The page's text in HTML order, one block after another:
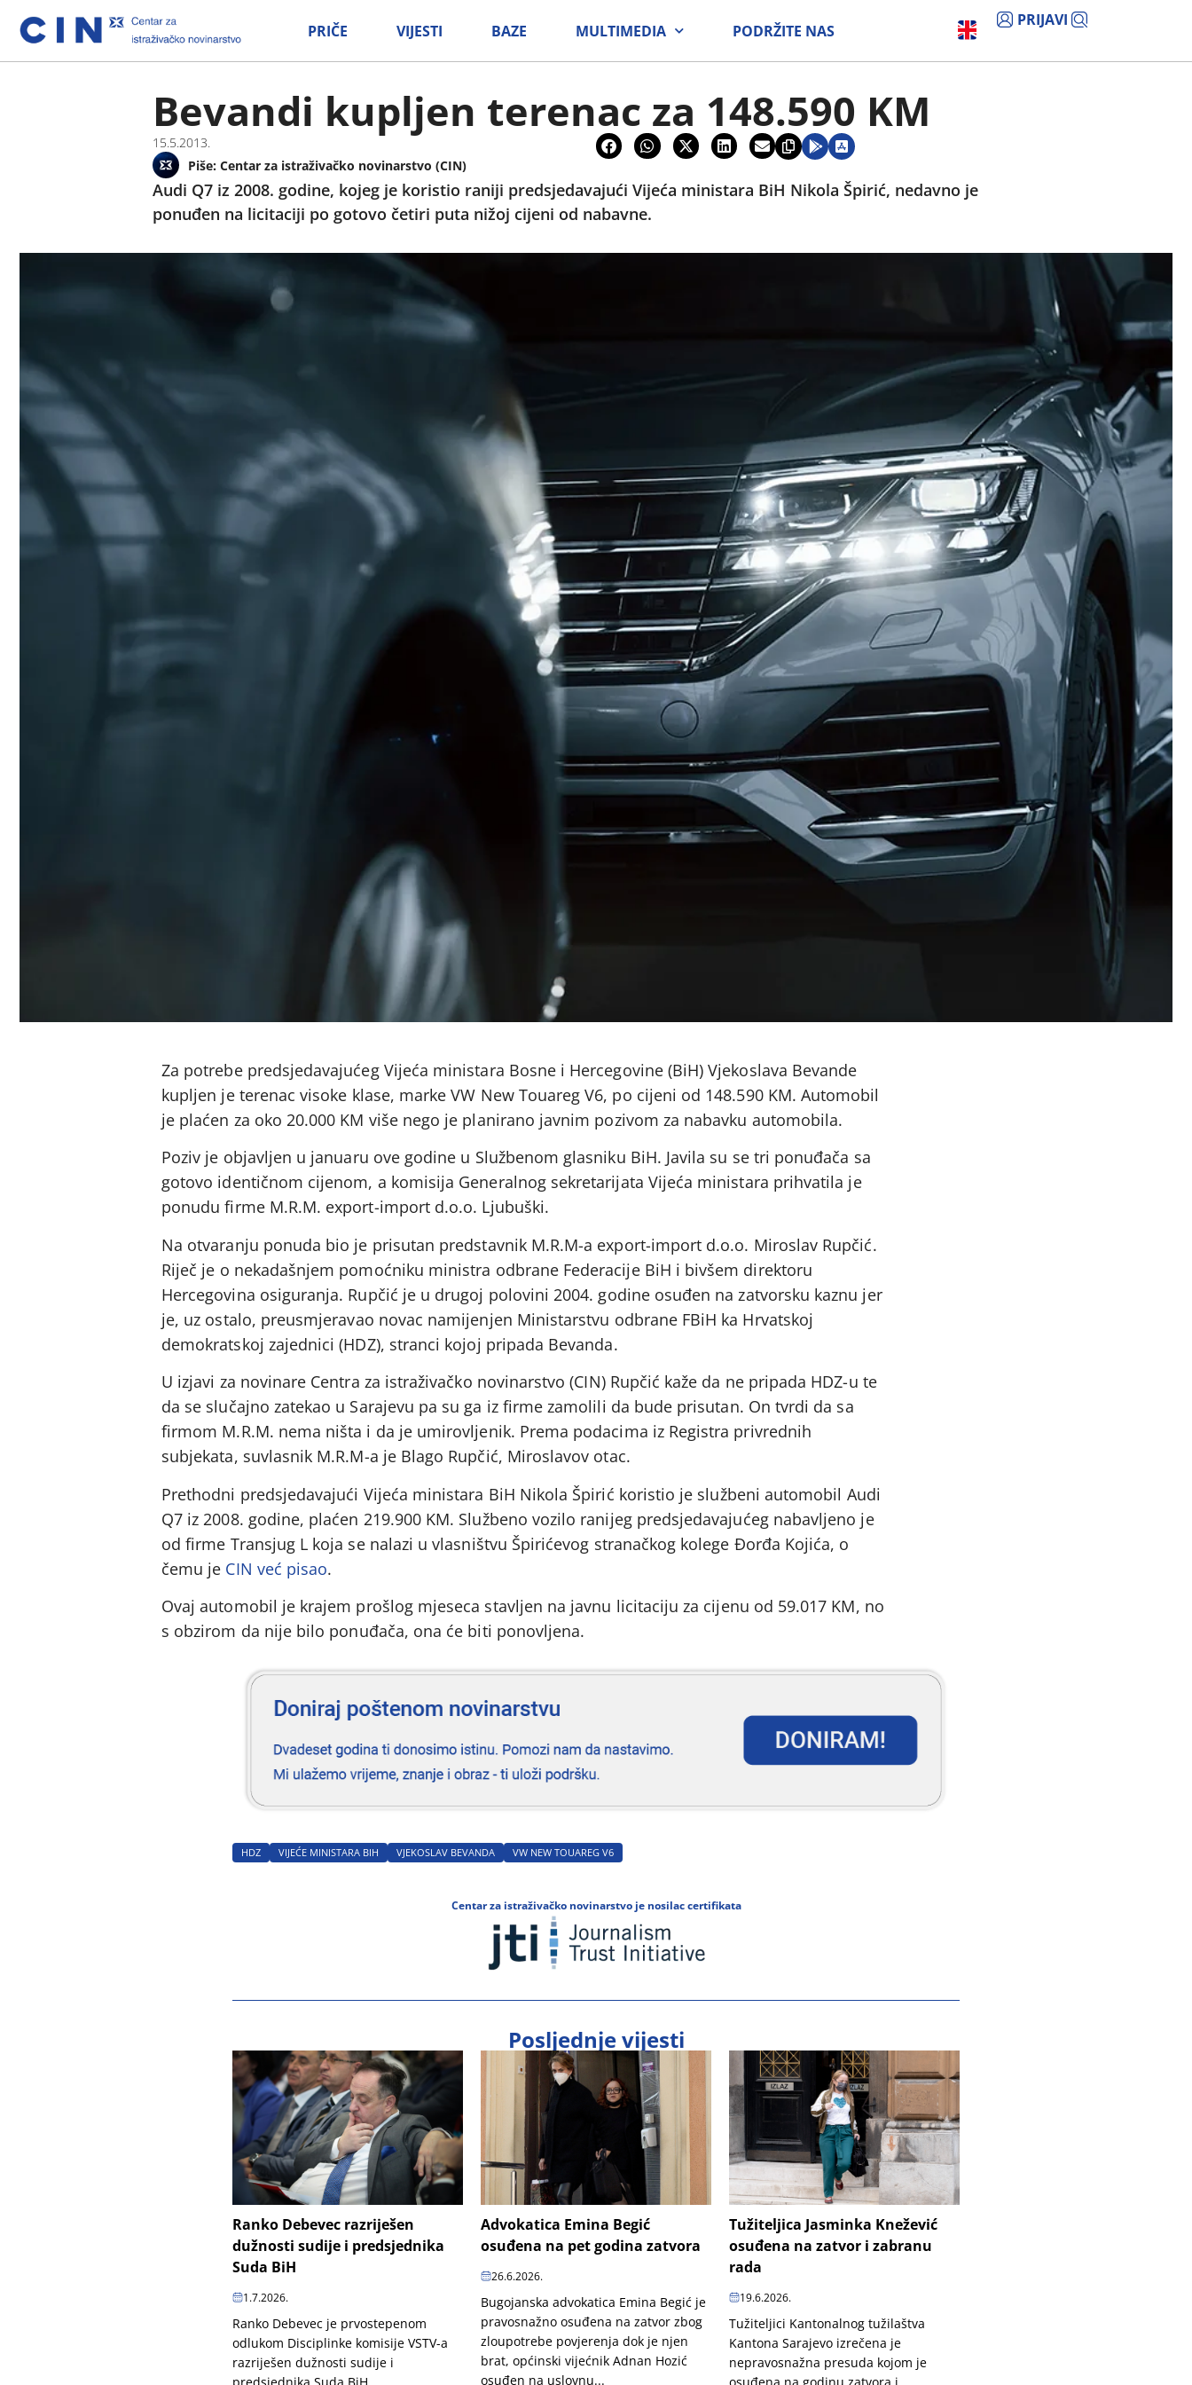
PRIČE VIJESTI BAZE MULTIMEDIA PODRŽITE NAS
PRIJAVI
Bevandi kupljen terenac za 148.590 KM
15.5.2013.
Piše: Centar za istraživačko novinarstvo (CIN)
Audi Q7 iz 2008. godine, kojeg je koristio raniji predsjedavajući Vijeća ministara BiH Nikola Špirić, nedavno je
ponuđen na licitaciji po gotovo četiri puta nižoj cijeni od nabavne.
Za potrebe predsjedavajućeg Vijeća ministara Bosne i Hercegovine (BiH) Vjekoslava Bevande
kupljen je terenac visoke klase, marke VW New Touareg V6, po cijeni od 148.590 KM. Automobil
je plaćen za oko 20.000 KM više nego je planirano javnim pozivom za nabavku automobila.
Poziv je objavljen u januaru ove godine u Službenom glasniku BiH. Javila su se tri ponuđača sa
gotovo identičnom cijenom, a komisija Generalnog sekretarijata Vijeća ministara prihvatila je
ponudu firme M.R.M. export-import d.o.o. Ljubuški.
Na otvaranju ponuda bio je prisutan predstavnik M.R.M-a export-import d.o.o. Miroslav Rupčić.
Riječ je o nekadašnjem pomoćniku ministra odbrane Federacije BiH i bivšem direktoru
Hercegovina osiguranja. Rupčić je u drugoj polovini 2004. godine osuđen na zatvorsku kaznu jer
je, uz ostalo, preusmjeravao novac namijenjen Ministarstvu odbrane FBiH ka Hrvatskoj
demokratskoj zajednici (HDZ), stranci kojoj pripada Bevanda.
U izjavi za novinare Centra za istraživačko novinarstvo (CIN) Rupčić kaže da ne pripada HDZ-u te
da se slučajno zatekao u Sarajevu pa su ga iz firme zamolili da bude prisutan. On tvrdi da sa
firmom M.R.M. nema ništa i da je umirovljenik. Prema podacima iz Registra privrednih
subjekata, suvlasnik M.R.M-a je Blago Rupčić, Miroslavov otac.
Prethodni predsjedavajući Vijeća ministara BiH Nikola Špirić koristio je službeni automobil Audi
Q7 iz 2008. godine, plaćen 219.900 KM. Službeno vozilo ranijeg predsjedavajućeg nabavljeno je
od firme Transjug L koja se nalazi u vlasništvu Špirićevog stranačkog kolege Đorđa Kojića, o
čemu je CIN već pisao.
Ovaj automobil je krajem prošlog mjeseca stavljen na javnu licitaciju za cijenu od 59.017 KM, no
s obzirom da nije bilo ponuđača, ona će biti ponovljena.
HDZ VIJEĆE MINISTARA BIH VJEKOSLAV BEVANDA VW NEW TOUAREG V6
Centar za istraživačko novinarstvo je nosilac certifikata
Posljednje vijesti
Ranko Debevec razriješen
dužnosti sudije i predsjednika
Suda BiH
1.7.2026.
Ranko Debevec je prvostepenom
odlukom Disciplinke komisije VSTV-a
razriješen dužnosti sudije i
Advokatica Emina Begić
osuđena na pet godina zatvora
26.6.2026.
Bugojanska advokatica Emina Begić je
pravosnažno osuđena na zatvor zbog
zloupotrebe povjerenja dok je njen
brat, općinski vijećnik Adnan Hozić
osuđen na uslovnu...
Tužiteljica Jasminka Knežević
osuđena na zatvor i zabranu
rada
19.6.2026.
Tužiteljici Kantonalnog tužilaštva
Kantona Sarajevo izrečena je
nepravosnažna presuda kojom je